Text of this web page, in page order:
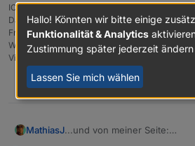
IObroker auf dem NUC als VM.
Da ich noch keine Aktoren habe, wird
Fritzbox ein- und ausgeschaltet.
Welches Smarthome-System es letztendlich
Vielleicht kommen auch nur Zigbee-Geräte ins
MathiasJ...und von meiner Seite:
Hallo! Könnten wir bitte einige
Funktionalität & Analytics
Zustimmung später jederzeit
Lassen Sie mich wählen